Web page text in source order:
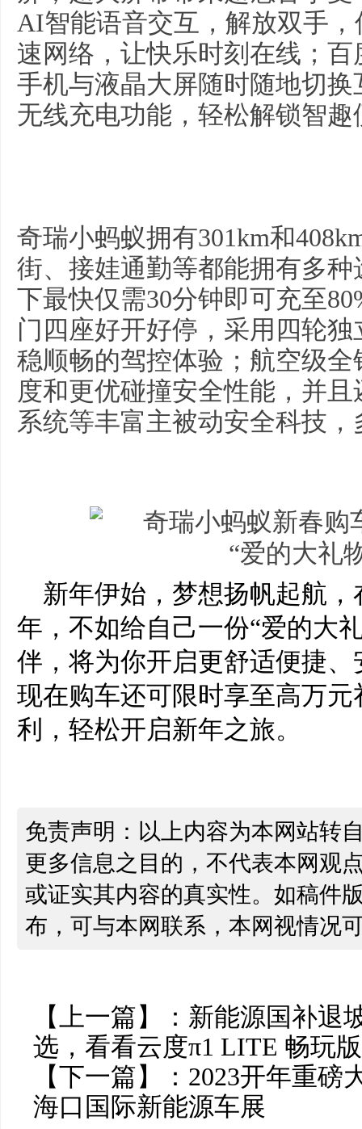
AI智能语音交互，解放双手
速网络，让快乐时刻在线；
手机与液晶大屏随时随地切
无线充电功能，轻松解锁智趣
奇瑞小蚂蚁拥有301km和
街、接娃通勤等都能拥有多
下最快仅需30分钟即可充至
门四座好开好停，采用四轮
稳顺畅的驾控体验；航空级
度和更优碰撞安全性能，并
系统等丰富主被动安全科技
新年伊始，梦想扬帆起航
年，不如给自己一份“爱的大
伴，将为你开启更舒适便捷
现在购车还可限时享至高万
利，轻松开启新年之旅。
免责声明：以上内容为本网站转
更多信息之目的，不代表本网观
或证实其内容的真实性。如稿件
布，可与本网联系，本网视情况
【上一篇】： 新能源国补退
选，看看云度π1 LITE 畅玩
【下一篇】： 2023开年重磅
海口国际新能源车展